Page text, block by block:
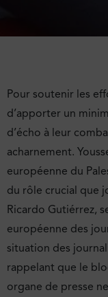
Pour soutenir les
d’apporter un
d’écho à leur
acharnement.
européenne du
du rôle crucial que
Ricardo Gutiérrez,
européenne des
situation des
rappelant que le
organe de presse